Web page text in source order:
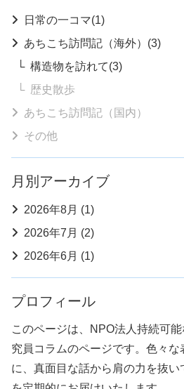
日常の一コマ(1)
あちこち訪問記（海外）(3)
構造物を訪れて(3)
歴史散歩
あちこち訪問記（国内）
その他
月別アーカイブ
2026年8月 (1)
2026年7月 (2)
2026年6月 (1)
プロフィール
このページは、NPO法人持続可
究員コラムのページです。色々
に、真面目な話から肩の力を抜